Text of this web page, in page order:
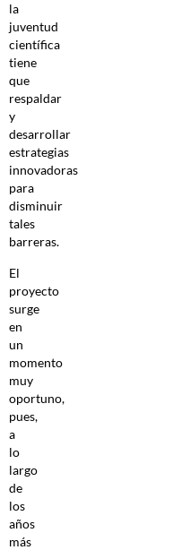
la
juventud
científica
tiene
que
respaldar
y
desarrollar
estrategias
innovadoras
para
disminuir
tales
barreras.
El
proyecto
surge
en
un
momento
muy
oportuno,
pues,
a
lo
largo
de
los
años
más